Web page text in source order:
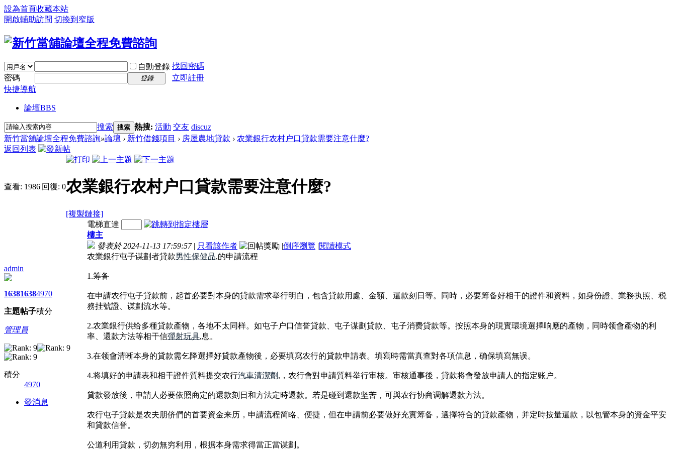
設為首頁收藏本站
開啟輔助訪問 切換到窄版
自動登錄 找回密碼
密碼
登錄
立即註冊
快捷導航
論壇BBS
搜索 搜索 熱搜: 活動 交友 discuz
新竹當舖論壇全程免費諮詢»論壇 › 新竹借錢項目 › 房屋農地貸款 › 农業銀行农村户口貸款需要注意什麼?
返回列表
查看: 1986|回復: 0农業銀行农村户口貸款需要注意什麼?
[複製鏈接]
admin
1638
主題
1638
帖子
4970
積分
管理員
積分
4970
發消息
電梯直達
樓主
發表於 2024-11-13 17:59:57 | 只看該作者 |倒序瀏覽 |閱讀模式
农業銀行屯子谋劃者貸款男性保健品,的申請流程
1.筹备
在申請农行屯子貸款前，起首必要對本身的貸款需求举行明白，包含貸款用處、金額、還款刻日等。同時，必要筹备好相干的證件和資料，如身份證、業務执照、税
務挂號證、谋劃流水等。
2.农業銀行供给多種貸款產物，各地不太同样。如屯子户口信誉貸款、屯子谋劃貸款、屯子消费貸款等。按照本身的現實環境選擇响應的產物，同時领會產物的利
率、還款方法等相干信彈射玩具,息。
3.在领會清晰本身的貸款需乞降選擇好貸款產物後，必要填寫农行的貸款申請表。填寫時需當真查對各項信息，确保填寫無误。
4.将填好的申請表和相干證件質料提交农行汽車清潔劑 ,，农行會對申請質料举行审核。审核通事後，貸款将會發放申請人的指定账户。
貸款發放後，申請人必要依照商定的還款刻日和方法定時還款。若是碰到還款坚苦，可與农行协商调解還款方法。
农行屯子貸款是农夫朋侪們的首要資金来历，申請流程简略、便捷，但在申請前必要做好充實筹备，選擇符合的貸款產物，并定時按量還款，以包管本身的資金平安
和貸款信誉。
公道利用貸款，切勿無穷利用，根据本身需求得當正當谋劃。